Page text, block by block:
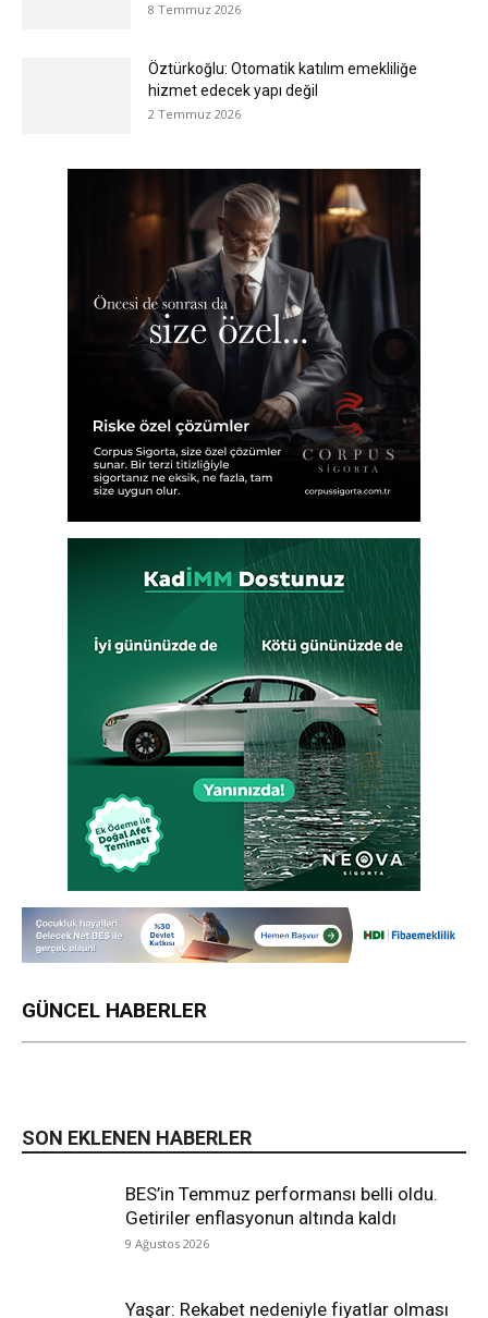
8 Temmuz 2026
Öztürkoğlu: Otomatik katılım emekliliğe
hizmet edecek yapı değil
2 Temmuz 2026
GÜNCEL HABERLER
SON EKLENEN HABERLER
BES’in Temmuz performansı belli oldu.
Getiriler enflasyonun altında kaldı
9 Ağustos 2026
Yaşar: Rekabet nedeniyle fiyatlar olması